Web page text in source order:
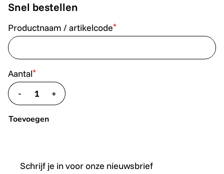
Snel bestellen
Productnaam / artikelcode*
Aantal*
-translate.decrease
+translate.increase
Toevoegen
Schrijf je in voor onze nieuwsbrief